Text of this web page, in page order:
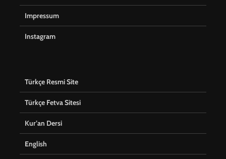
Impressum
Instagram
Türkçe Resmi Site
Türkçe Fetva Sitesi
Kur’an Dersi
English